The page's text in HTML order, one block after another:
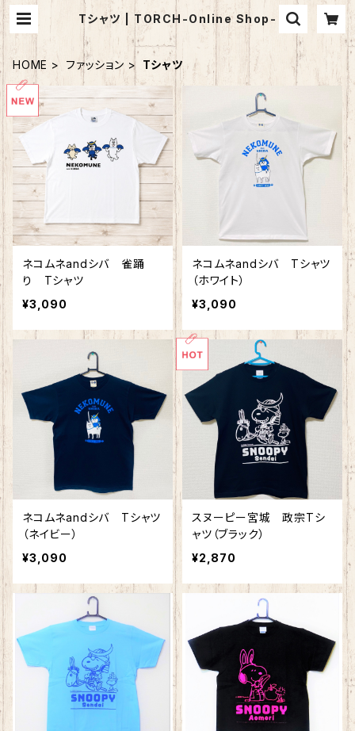
Tシャツ | TORCH-Online Shop-
HOME ファッション Tシャツ
ネコムネandシバ 雀踊
り Tシャツ
¥3,090
ネコムネandシバ Tシャツ
（ホワイト）
¥3,090
ネコムネandシバ Tシャツ
（ネイビー）
¥3,090
スヌーピー宮城 政宗Tシ
ャツ（ブラック）
¥2,870